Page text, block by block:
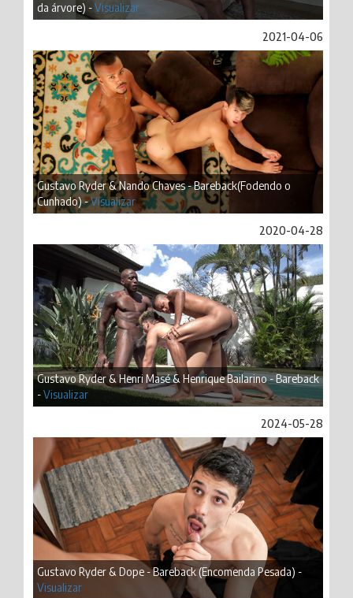
da árvore) -Visualizar
2021-04-06
Gustavo Ryder & Nando Chaves - Bareback(Fodendo o
Cunhado) -Visualizar
2020-04-28
Gustavo Ryder & Henri Masé & Henrique Bailarino - Bareback
-Visualizar
2024-05-28
Gustavo Ryder & Dope - Bareback (Encomenda Pesada) -
Visualizar